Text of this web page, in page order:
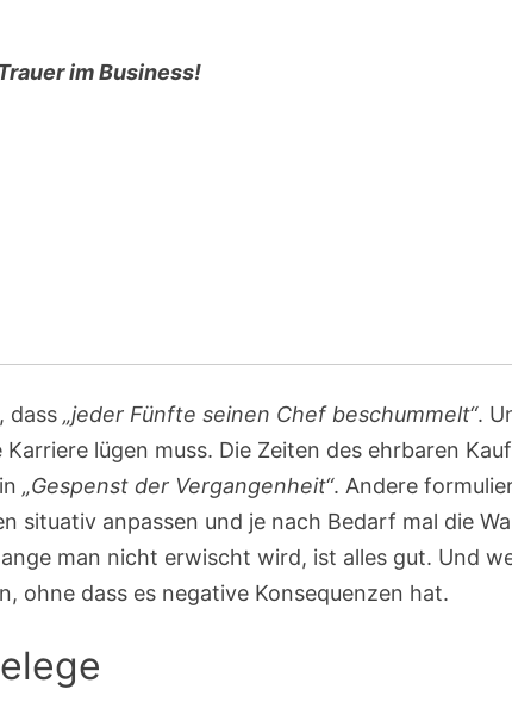
im Business!
dass„jeder Fünfte seinen Chef beschummelt“.
lügen muss. Die Zeiten des ehrbaren
„Gespenst der Vergangenheit“. Andere
situativ anpassen und je nach Bedarf mal die
man nicht erwischt wird, ist alles gut. Und
ohne dass es negative Konsequenzen hat.